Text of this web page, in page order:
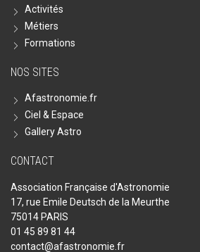
Activités
Métiers
Formations
NOS SITES
Afastronomie.fr
Ciel & Espace
Gallery Astro
CONTACT
Association Française d'Astronomie
17, rue Emile Deutsch de la Meurthe
75014 PARIS
01 45 89 81 44
contact@afastronomie.fr